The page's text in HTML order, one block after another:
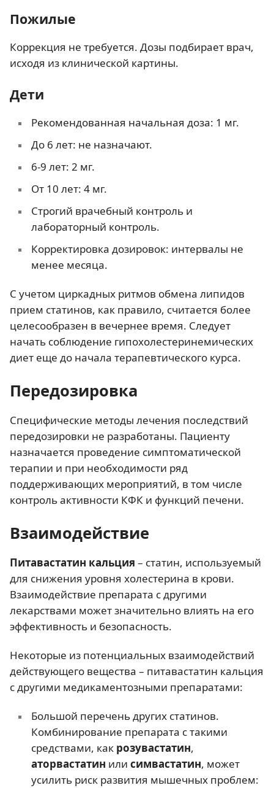
Пожилые
Коррекция не требуется. Дозы подбирает врач,
исходя из клинической картины.
Дети
Рекомендованная начальная доза: 1 мг.
До 6 лет: не назначают.
6-9 лет: 2 мг.
От 10 лет: 4 мг.
Строгий врачебный контроль и
лабораторный контроль.
Корректировка дозировок: интервалы не
менее месяца.
С учетом циркадных ритмов обмена липидов
прием статинов, как правило, считается более
целесообразен в вечернее время. Следует
начать соблюдение гипохолестеринемических
диет еще до начала терапевтического курса.
Передозировка
Специфические методы лечения последствий
передозировки не разработаны. Пациенту
назначается проведение симптоматической
терапии и при необходимости ряд
поддерживающих мероприятий, в том числе
контроль активности КФК и функций печени.
Взаимодействие
Питавастатин кальция – статин, используемый
для снижения уровня холестерина в крови.
Взаимодействие препарата с другими
лекарствами может значительно влиять на его
эффективность и безопасность.
Некоторые из потенциальных взаимодействий
действующего вещества – питавастатин кальция
с другими медикаментозными препаратами:
Большой перечень других статинов.
Комбинирование препарата с такими
средствами, как розувастатин,
аторвастатин или симвастатин, может
усилить риск развития мышечных проблем: